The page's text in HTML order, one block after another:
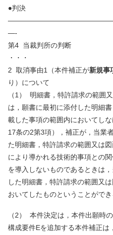
●判決
—-
第4 当裁判所の判断
・・・
2 取消事由1 （本件補正が新規事
り）について
（1 ）
明細書，特許請求の範囲
は，願書に最初に添付した明細
載した事項の範囲内においてし
17条の2第3項），補正が，当業
た明細書，特許請求の範囲又は
により導かれる技術的事項との
を導入しないものであるときは
した明細書，特許請求の範囲又
おいてしたものということができ
（2） 本件決定は，本件出願時
構成要件Eを追加する本件補正は